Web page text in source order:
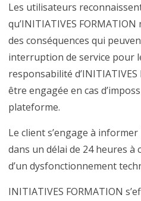
Les utilisateurs
qu’INITIATIVES
des conséquences qui
interruption de service pour
responsabilité
être engagée en cas
plateforme.
Le client s’engage à informer
dans un délai de 24 heures à
d’un dysfonctionnement
INITIATIVES FORMATION